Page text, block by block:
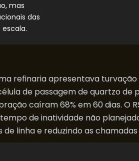
mas
das
refinaria apresentava
de passagem de quartzo de
caíram 68% em 60 dias. O
tempo de inatividade não
linha e reduzindo as